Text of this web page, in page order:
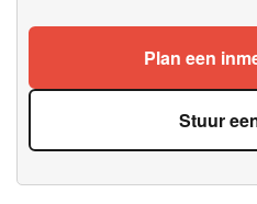
Plan een
Stuur